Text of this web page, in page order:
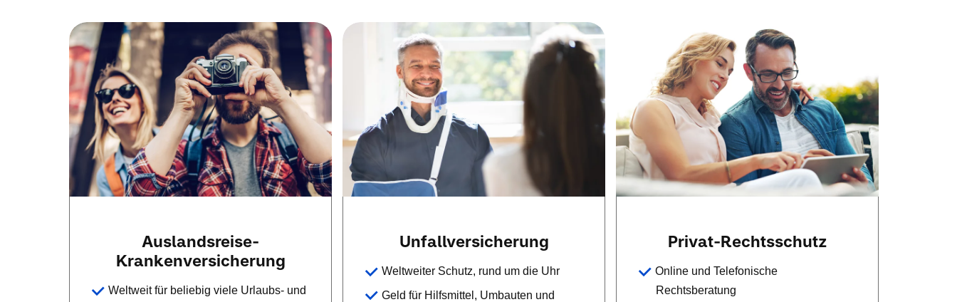
Auslandsreise-
Krankenversicherung
Weltweit für beliebig viele Urlaubs- und
Unfallversicherung
Weltweiter Schutz, rund um die Uhr
Geld für Hilfsmittel, Umbauten und
Privat-Rechtsschutz
Online und Telefonische
Rechtsberatung